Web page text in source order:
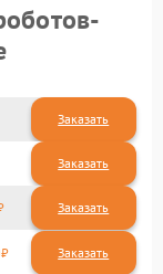
Заказать
Заказать